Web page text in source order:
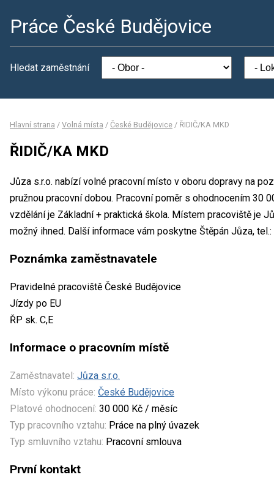
Práce České Budějovice
Hledat zaměstnání
Hlavní strana / Volná místa / České Budějovice / ŘIDIČ/KA MKD
ŘIDIČ/KA MKD
Jůza s.r.o. nabízí volné pracovní místo v oboru dopravy na
pružnou pracovní dobou. Pracovní poměr s ohodnocením 30
vzdělání je Základní + praktická škola. Místem pracoviště je
možný ihned. Další informace vám poskytne Štěpán Jůza,
Poznámka zaměstnavatele
Pravidelné pracoviště České Budějovice
Jízdy po EU
ŘP sk. C,E
Informace o pracovním místě
Zaměstnavatel: Jůza s.r.o.
Místo výkonu práce: České Budějovice
Platové ohodnocení: 30 000 Kč / měsíc
Typ pracovního vztahu: Práce na plný úvazek
Typ smluvního vztahu: Pracovní smlouva
První kontakt